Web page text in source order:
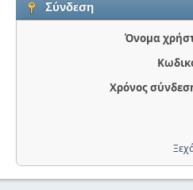
Σύνδεση
Όνομα
Χρόνος